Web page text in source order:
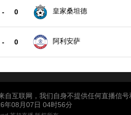
- 0 皇家桑坦德
- 0 阿利安萨
互联网，我们自身不提供任何直播信
年08月07日 04时56分